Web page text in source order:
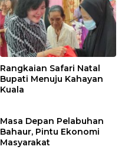
Rangkaian Safari Natal
Bupati Menuju Kahayan
Kuala
Masa Depan Pelabuhan
Bahaur, Pintu Ekonomi
Masyarakat